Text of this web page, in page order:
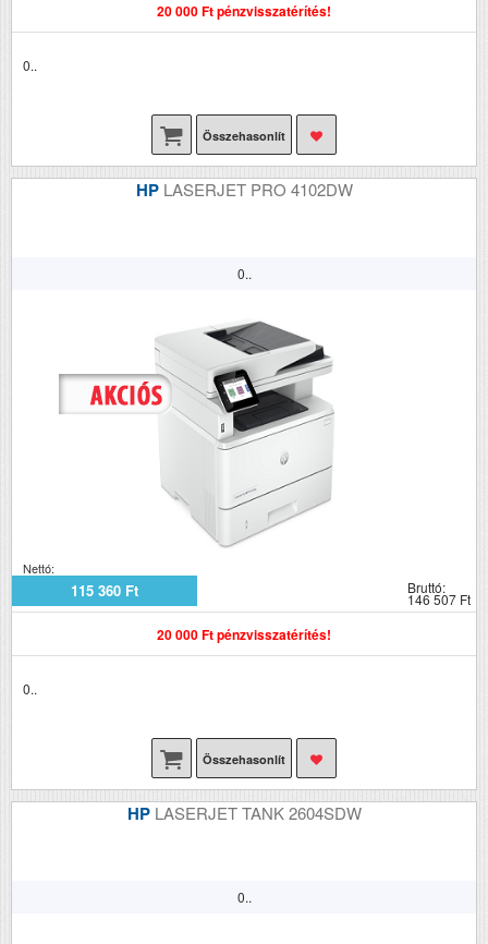
20 000 Ft pénzvisszatérítés!
0..
Összehasonlít
HP LASERJET PRO 4102DW
0..
Nettó:
115 360 Ft Bruttó:
146 507 Ft
20 000 Ft pénzvisszatérítés!
0..
Összehasonlít
HP LASERJET TANK 2604SDW
0..